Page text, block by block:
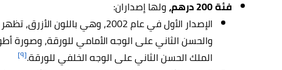
فئة 200 درهم،
ولها إصداران:
الإصدار الأول في عام 2002، وهي
والحسن الثاني على الوجه الأمامي للورقة،
الملك الحسن الثاني على الوجه الخلفي للورقة.[٩]